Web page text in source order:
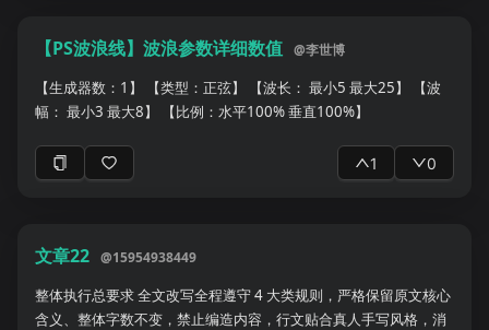
异。 4. ROI、影像指标和特征提取方法的差异。 5. 统计模型和协变
量调整的差异。 6. 主要结果是否一致。 7. 结果不一致的可能原
因。 8. 哪篇文献的方法学最可靠。 9. 哪篇文献最适合作为我的核
在哪些争议。 12. 现有研究还缺少哪些关键证据。 ## 四、形成主
题式总结 不要只按文献顺序罗列，请将多篇文献按照主题重新组
断价值 * 目前存在的问题 * 未来研究方向 每个主题下需注明： * 哪
些文献支持这一观点 * 哪些文献结果相反 * 证据强度如何 * 是否可
以形成明确结论 ## 五、研究空白与研究设计建议 根据这些文献总
结： 1. 当前研究领域的主要研究空白。 2. 哪些问题尚未解决。 3.
【PS波浪线】波浪参数详细数值 @李世博
【生成器数：1】 【类型：正弦】 【波长： 最小5 最大25】 【波
幅： 最小3 最大8】 【比例：水平100% 垂直100%】
1 0
文章22 @15954938449
整体执行总要求 全文改写全程遵守 4 大类规则，严格保留原文核心
含义、整体字数不变，禁止编造内容，行文贴合真人手写风格，消